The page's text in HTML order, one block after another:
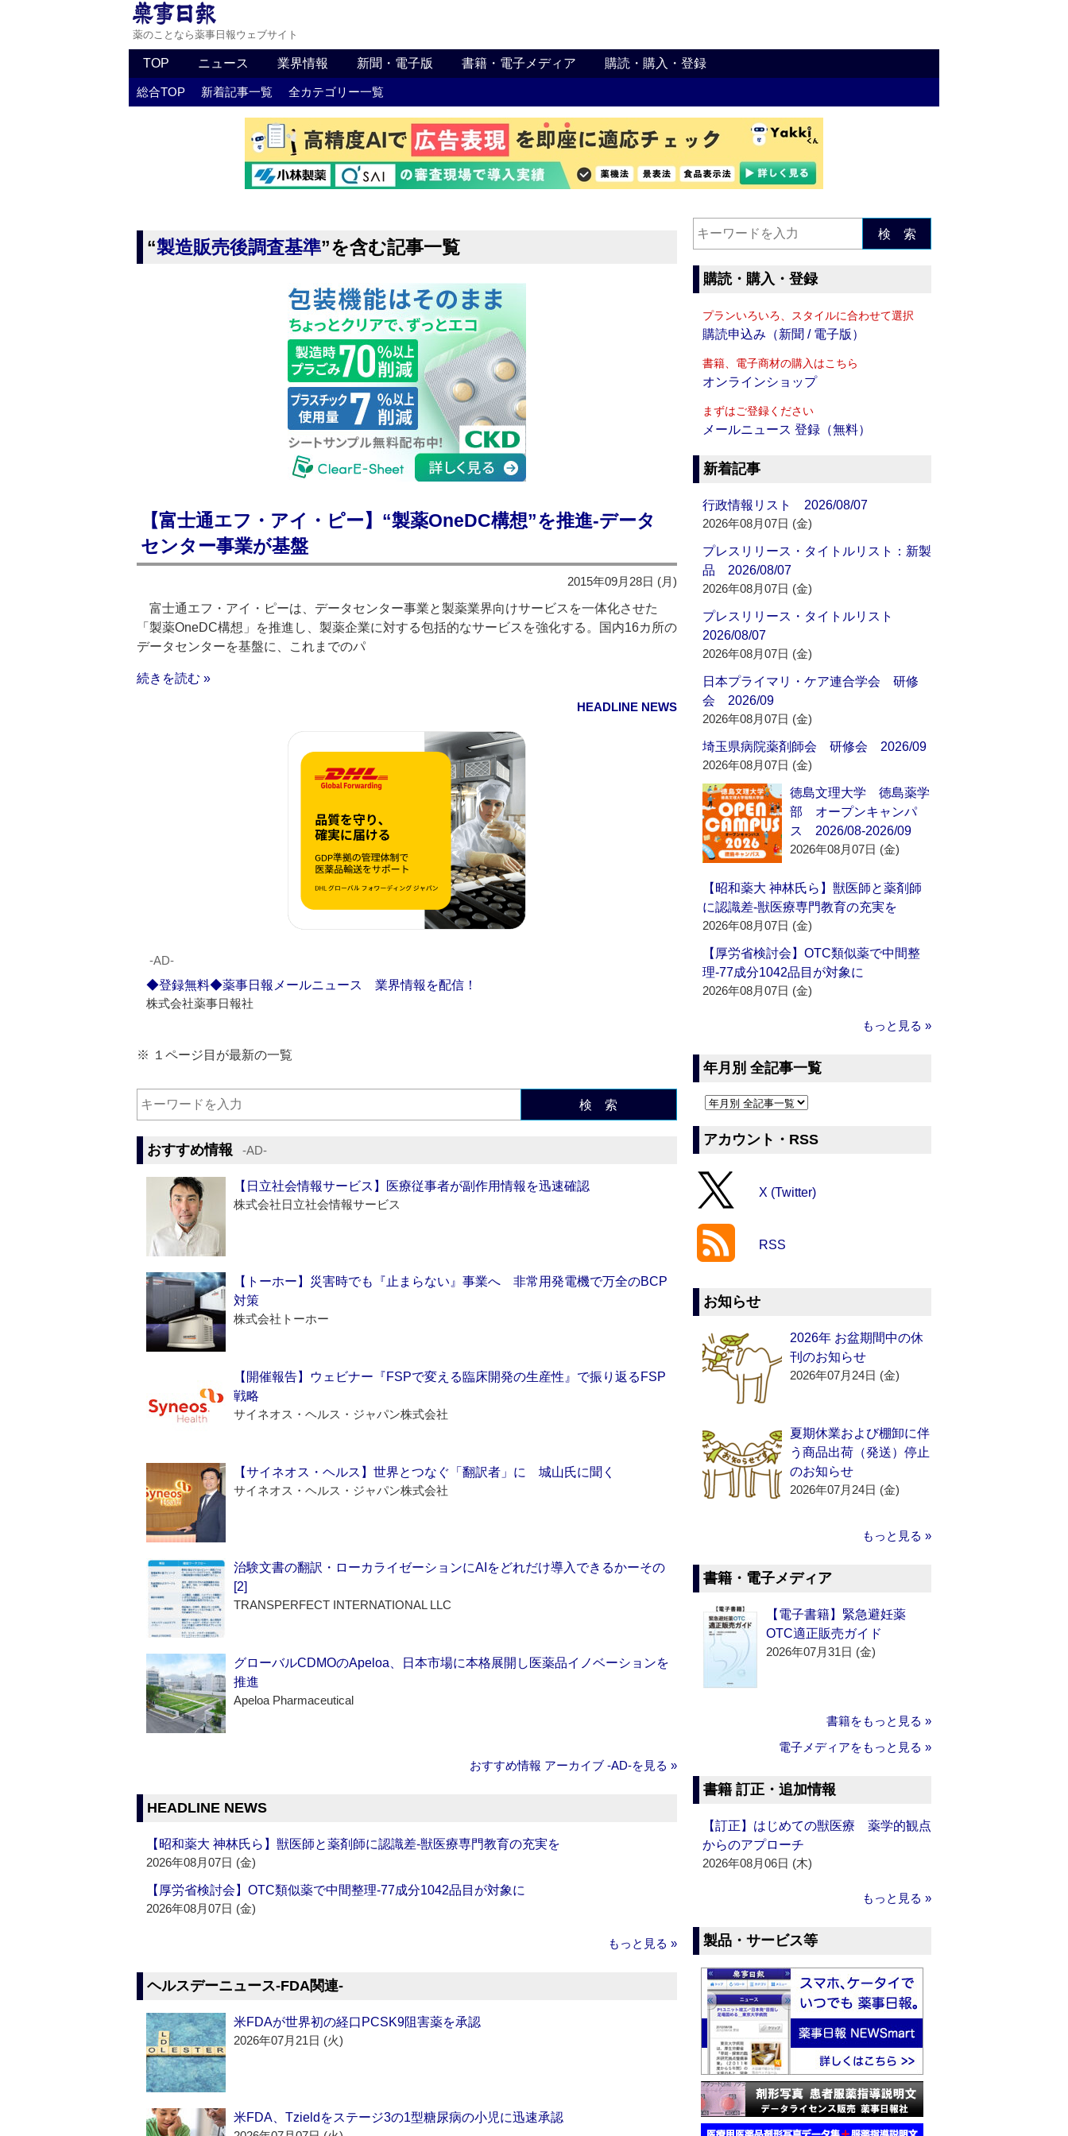
薬のことなら薬事日報ウェブサイト
TOP ニュース 業界情報 新聞・電子版 書籍・電子メディア 購読・購入・登録
総合TOP 新着記事一覧 全カテゴリー一覧
“製造販売後調査基準”を含む記事一覧
【富士通エフ・アイ・ピー】“製薬OneDC構想”を推進‐データ
センター事業が基盤
2015年09月28日 (月)
富士通エフ・アイ・ピーは、データセンター事業と製薬業界向けサービスを一体化させた
「製薬OneDC構想」を推進し、製薬企業に対する包括的なサービスを強化する。国内16カ所の
データセンターを基盤に、これまでのパ
続きを読む »
HEADLINE NEWS
‐AD‐
◆登録無料◆薬事日報メールニュース 業界情報を配信！
株式会社薬事日報社
※ １ページ目が最新の一覧
検 索
おすすめ情報 ‐AD‐
【日立社会情報サービス】医療従事者が副作用情報を迅速確認
株式会社日立社会情報サービス
【トーホー】災害時でも『止まらない』事業へ 非常用発電機で万全のBCP
対策
株式会社トーホー
【開催報告】ウェビナー『FSPで変える臨床開発の生産性』で振り返るFSP
戦略
サイネオス・ヘルス・ジャパン株式会社
【サイネオス・ヘルス】世界とつなぐ「翻訳者」に 城山氏に聞く
サイネオス・ヘルス・ジャパン株式会社
治験文書の翻訳・ローカライゼーションにAIをどれだけ導入できるかーその
[2]
TRANSPERFECT INTERNATIONAL LLC
グローバルCDMOのApeloa、日本市場に本格展開し医薬品イノベーションを
推進
Apeloa Pharmaceutical
おすすめ情報 アーカイブ ‐AD‐を見る »
HEADLINE NEWS
【昭和薬大 神林氏ら】獣医師と薬剤師に認識差‐獣医療専門教育の充実を
2026年08月07日 (金)
【厚労省検討会】OTC類似薬で中間整理‐77成分1042品目が対象に
2026年08月07日 (金)
もっと見る »
ヘルスデーニュース‐FDA関連‐
米FDAが世界初の経口PCSK9阻害薬を承認
2026年07月21日 (火)
米FDA、Tzieldをステージ3の1型糖尿病の小児に迅速承認
検 索
購読・購入・登録
プランいろいろ、スタイルに合わせて選択
購読申込み（新聞 / 電子版）
書籍、電子商材の購入はこちら
オンラインショップ
まずはご登録ください
メールニュース 登録（無料）
新着記事
行政情報リスト 2026/08/07
2026年08月07日 (金)
プレスリリース・タイトルリスト：新製
品 2026/08/07
2026年08月07日 (金)
プレスリリース・タイトルリスト
2026/08/07
2026年08月07日 (金)
日本プライマリ・ケア連合学会 研修
会 2026/09
2026年08月07日 (金)
埼玉県病院薬剤師会 研修会 2026/09
2026年08月07日 (金)
徳島文理大学 徳島薬学
部 オープンキャンパ
ス 2026/08-2026/09
2026年08月07日 (金)
【昭和薬大 神林氏ら】獣医師と薬剤師
に認識差‐獣医療専門教育の充実を
2026年08月07日 (金)
【厚労省検討会】OTC類似薬で中間整
理‐77成分1042品目が対象に
2026年08月07日 (金)
もっと見る »
年月別 全記事一覧
アカウント・RSS
X (Twitter)
RSS
お知らせ
2026年 お盆期間中の休
刊のお知らせ
2026年07月24日 (金)
夏期休業および棚卸に伴
う商品出荷（発送）停止
のお知らせ
2026年07月24日 (金)
もっと見る »
書籍・電子メディア
【電子書籍】緊急避妊薬
OTC適正販売ガイド
2026年07月31日 (金)
書籍をもっと見る »
電子メディアをもっと見る »
書籍 訂正・追加情報
【訂正】はじめての獣医療 薬学的観点
からのアプローチ
2026年08月06日 (木)
もっと見る »
製品・サービス等